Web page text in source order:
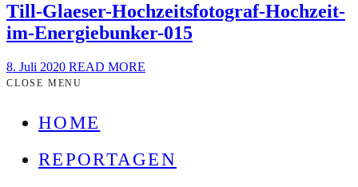
Till-Glaeser-Hochzeitsfotograf-Hochzeit-
im-Energiebunker-015
8. Juli 2020 READ MORE
CLOSE MENU
HOME
REPORTAGEN